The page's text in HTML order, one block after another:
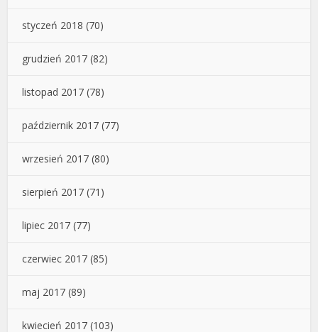
styczeń 2018 (70)
grudzień 2017 (82)
listopad 2017 (78)
październik 2017 (77)
wrzesień 2017 (80)
sierpień 2017 (71)
lipiec 2017 (77)
czerwiec 2017 (85)
maj 2017 (89)
kwiecień 2017 (103)